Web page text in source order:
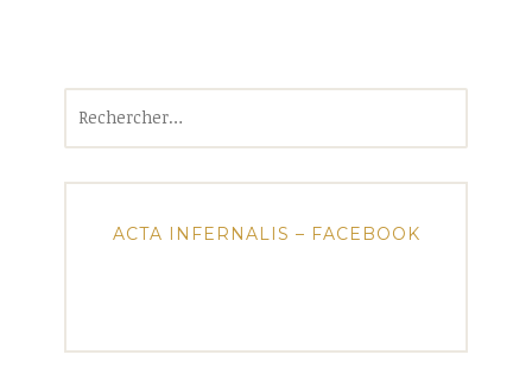
ACTA INFERNALIS – FACEBOOK